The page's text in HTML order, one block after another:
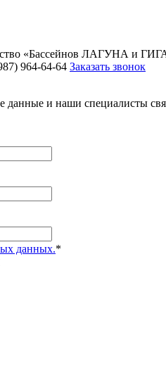
«Бассейнов ЛАГУНА и
964-64-64 Заказать звонок
данные и наши специалисты
данных.*